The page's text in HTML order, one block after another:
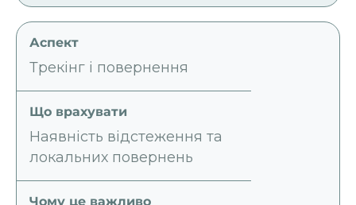
Трекінг і повернення
Наявність відстеження та
локальних повернень